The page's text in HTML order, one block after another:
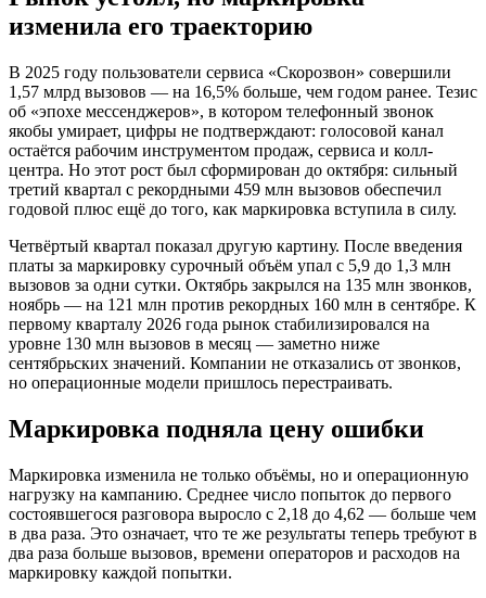
изменила его траекторию
В 2025 году пользователи сервиса «Скорозвон» совершили
1,57 млрд вызовов — на 16,5% больше, чем годом ранее. Тезис
об «эпохе мессенджеров», в котором телефонный звонок
якобы умирает, цифры не подтверждают: голосовой канал
остаётся рабочим инструментом продаж, сервиса и колл-
центра. Но этот рост был сформирован до октября: сильный
третий квартал с рекордными 459 млн вызовов обеспечил
годовой плюс ещё до того, как маркировка вступила в силу.
Четвёртый квартал показал другую картину. После введения
платы за маркировку сурочный объём упал с 5,9 до 1,3 млн
вызовов за одни сутки. Октябрь закрылся на 135 млн звонков,
ноябрь — на 121 млн против рекордных 160 млн в сентябре. К
первому кварталу 2026 года рынок стабилизировался на
уровне 130 млн вызовов в месяц — заметно ниже
сентябрьских значений. Компании не отказались от звонков,
но операционные модели пришлось перестраивать.
Маркировка подняла цену ошибки
Маркировка изменила не только объёмы, но и операционную
нагрузку на кампанию. Среднее число попыток до первого
состоявшегося разговора выросло с 2,18 до 4,62 — больше чем
в два раза. Это означает, что те же результаты теперь требуют в
два раза больше вызовов, времени операторов и расходов на
маркировку каждой попытки.